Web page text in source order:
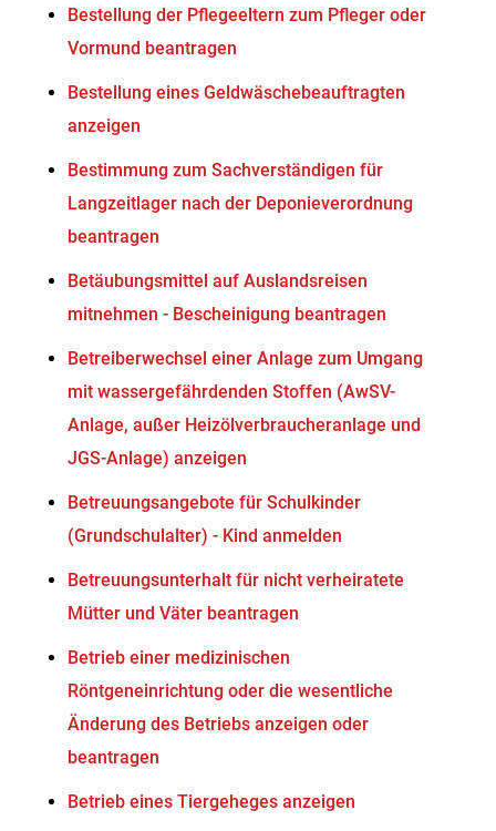
Bestellung der Pflegeeltern zum Pfleger oder
Vormund beantragen
Bestellung eines Geldwäschebeauftragten
anzeigen
Bestimmung zum Sachverständigen für
Langzeitlager nach der Deponieverordnung
beantragen
Betäubungsmittel auf Auslandsreisen
mitnehmen - Bescheinigung beantragen
Betreiberwechsel einer Anlage zum Umgang
mit wassergefährdenden Stoffen (AwSV-
Anlage, außer Heizölverbraucheranlage und
JGS-Anlage) anzeigen
Betreuungsangebote für Schulkinder
(Grundschulalter) - Kind anmelden
Betreuungsunterhalt für nicht verheiratete
Mütter und Väter beantragen
Betrieb einer medizinischen
Röntgeneinrichtung oder die wesentliche
Änderung des Betriebs anzeigen oder
beantragen
Betrieb eines Tiergeheges anzeigen